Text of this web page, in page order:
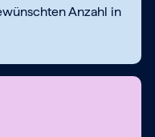
Anzahl in